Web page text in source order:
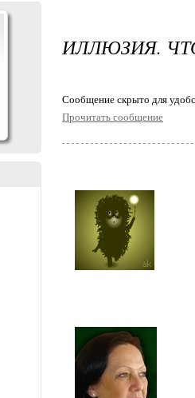
ИЛЛЮЗИЯ.
Cообщение скрыто для
Прочитать сообщение